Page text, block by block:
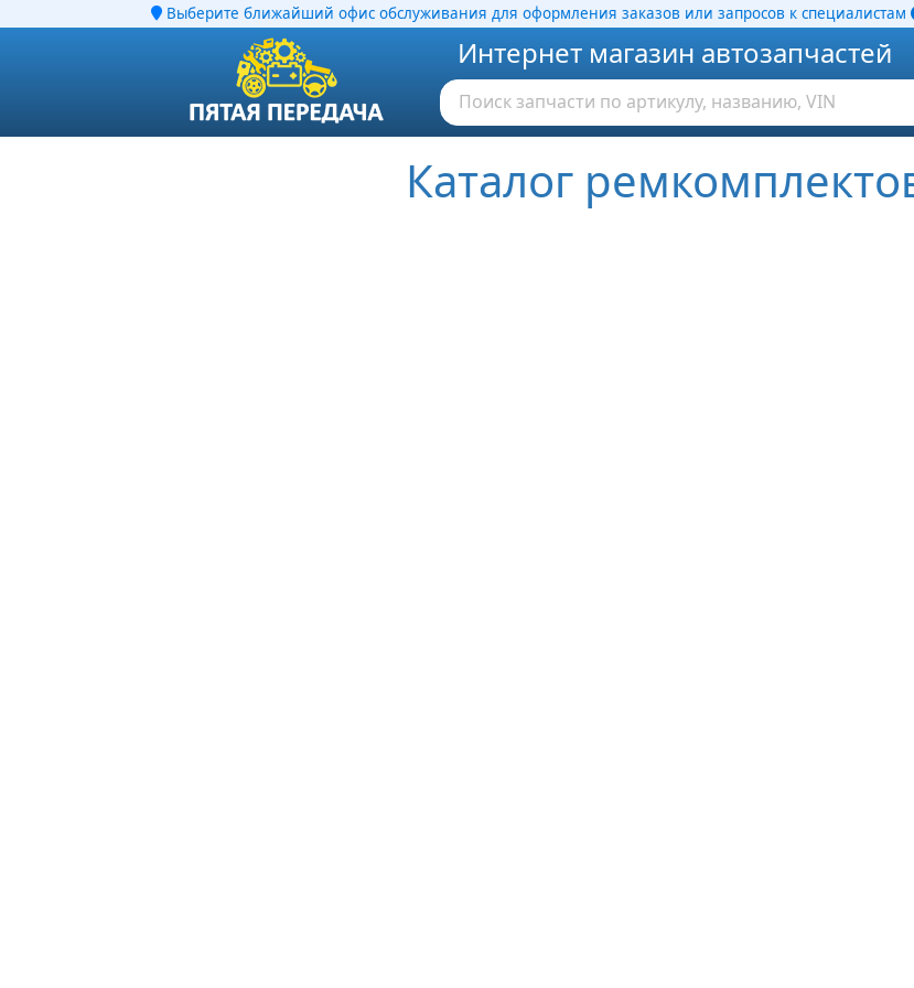
Выберите ближайший офис обслуживания для оформления заказов или запросов к специалистам
Интернет магазин автозапчастей
Каталог